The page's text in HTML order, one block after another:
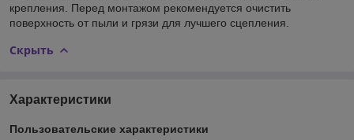
крепления. Перед монтажом рекомендуется очистить
поверхность от пыли и грязи для лучшего сцепления.
Скрыть
Характеристики
Пользовательские характеристики